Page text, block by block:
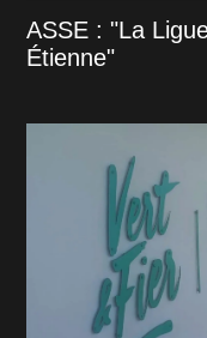
ASSE : "La
Étienne"